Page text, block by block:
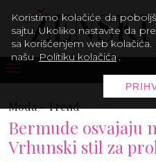
Moda -Trend
Bermude osvajaju
Vrhunski stil za
Koristimo kolačiće da
sajtu. Ukoliko nastavite da
sa korišćenjem web
našu Politiku kolačića .